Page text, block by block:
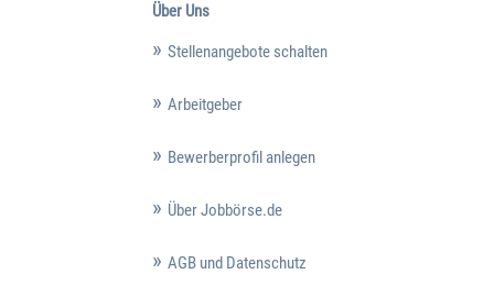
Über Uns
Stellenangebote schalten
Arbeitgeber
Bewerberprofil anlegen
Über Jobbörse.de
AGB und Datenschutz